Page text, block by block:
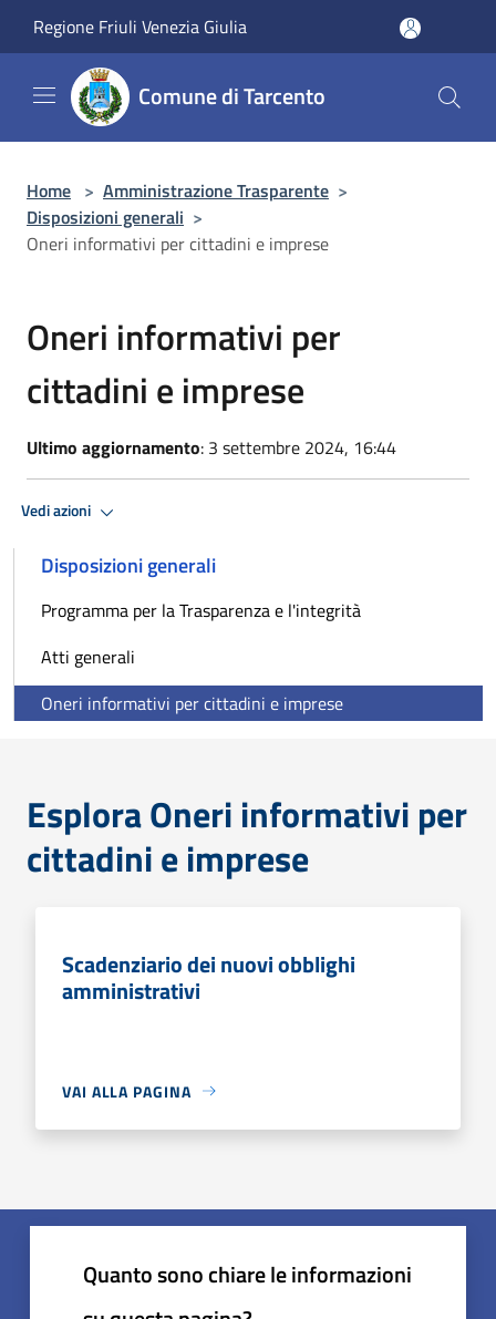
Regione Friuli Venezia Giulia
Comune di Tarcento
Home > Amministrazione Trasparente >
Disposizioni generali >
Oneri informativi per cittadini e imprese
Oneri informativi per
cittadini e imprese
Ultimo aggiornamento: 3 settembre 2024, 16:44
Vedi azioni
Disposizioni generali
Programma per la Trasparenza e l'integrità
Atti generali
Oneri informativi per cittadini e imprese
Esplora Oneri informativi per
cittadini e imprese
Scadenziario dei nuovi obblighi
amministrativi
VAI ALLA PAGINA
Quanto sono chiare le informazioni